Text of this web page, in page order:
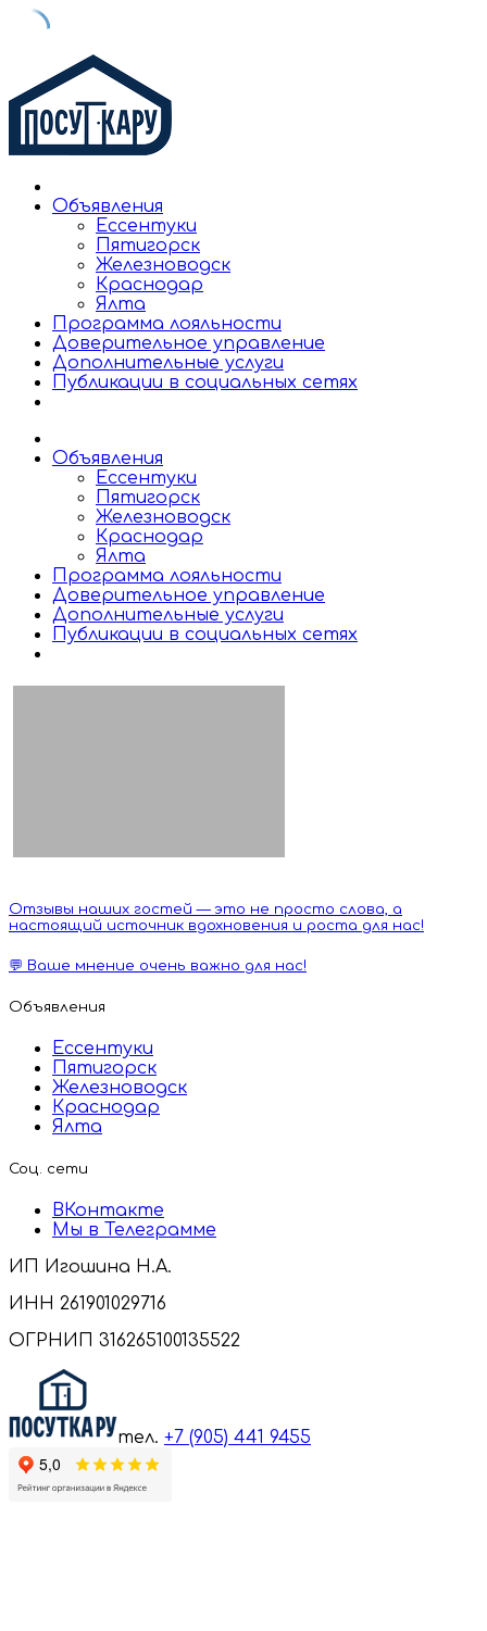
content
Объявления
Ессентуки
Пятигорск
Железноводск
Краснодар
Ялта
Программа лояльности
Доверительное управление
Дополнительные услуги
Публикации в социальных сетях
Объявления
Ессентуки
Пятигорск
Железноводск
Краснодар
Ялта
Программа лояльности
Доверительное управление
Дополнительные услуги
Публикации в социальных сетях
Отзывы наших гостей — это не просто слова, а
настоящий источник вдохновения и роста для нас!
💬 Ваше мнение очень важно для нас!
Объявления
Ессентуки
Пятигорск
Железноводск
Краснодар
Ялта
Соц. сети
ВКонтакте
Мы в Телеграмме
ИП Игошина Н.А.
ИНН 261901029716
ОГРНИП 316265100135522
тел. +7 (905) 441 9455